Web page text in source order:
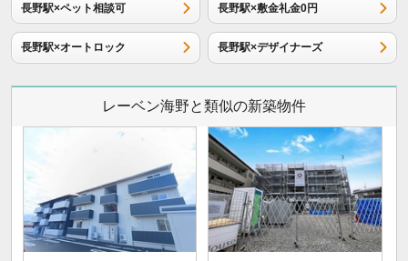
長野駅×ペット相談可 長野駅×敷金礼金0円
長野駅×オートロック 長野駅×デザイナーズ
レーベン海野と類似の新築物件